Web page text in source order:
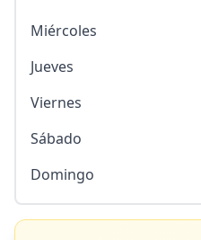
Miércoles
Jueves
Viernes
Sábado
Domingo